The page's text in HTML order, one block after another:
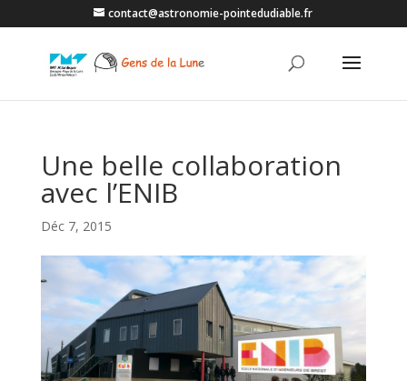
contact@astronomie-pointedudiable.fr
Une belle collaboration
avec l’ENIB
Déc 7, 2015